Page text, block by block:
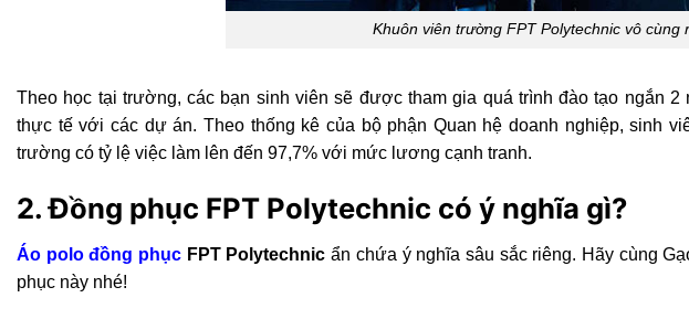
Khuôn viên trường FPT Polytechnic vô cùng
Theo học tại trường, các bạn sinh viên sẽ được tham gia quá trình đào tạo ngắn
thực tế với các dự án. Theo thống kê của bộ phận Quan hệ doanh nghiệp, sinh
trường có tỷ lệ việc làm lên đến 97,7% với mức lương cạnh tranh.
2. Đồng phục FPT Polytechnic có ý nghĩa gì?
Áo polo đồng phục FPT Polytechnicẩn chứa ý nghĩa sâu sắc riêng. Hãy cùng
phục này nhé!